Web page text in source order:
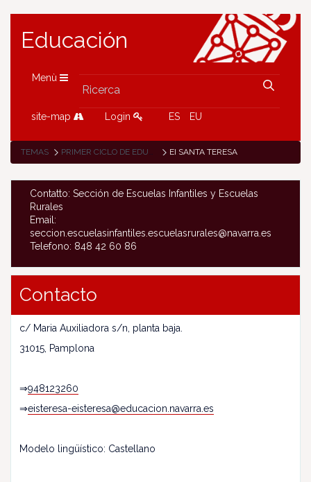
Educación
Menù
site-map Login ES EU
TEMAS PRIMER CICLO DE EDUCACIÓN INFANTIL (0-3 AÑOS) EI SANTA TERESA
Contatto: Sección de Escuelas Infantiles y Escuelas
Rurales
Email:
seccion.escuelasinfantiles.escuelasrurales@navarra.es
Telefono: 848 42 60 86
Contacto
c/ Maria Auxiliadora s/n, planta baja.
31015, Pamplona
⇒948123260
⇒eisteresa-eisteresa@educacion.navarra.es
Modelo lingüístico: Castellano